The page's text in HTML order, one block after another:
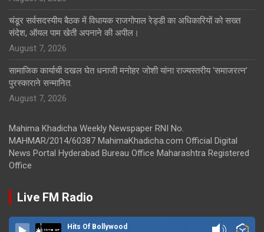
चंडूर सर्वसदस्यीय बैठक में विधायक राजगोपाल रेड्डी का अधिकारियों को सख्त
संदेश, ऑयल पाम खेती अपनाने की अपील।
August 7, 2026
सामाजिक कार्याची दखल घेत धनाजी मनोहर जोशी यांना राज्यस्तरीय ‘समाजरत्न’
पुरस्काराने सन्मानित.
August 7, 2026
Mahima Khadicha Weekly Newspaper RNI No.
MAHMAR/2014/60387 MahimaKhadicha.com Official Digital
News Portal Hyderabad Bureau Office Maharashtra Registered
Office
Live FM Radio
Hits Of Bollywood